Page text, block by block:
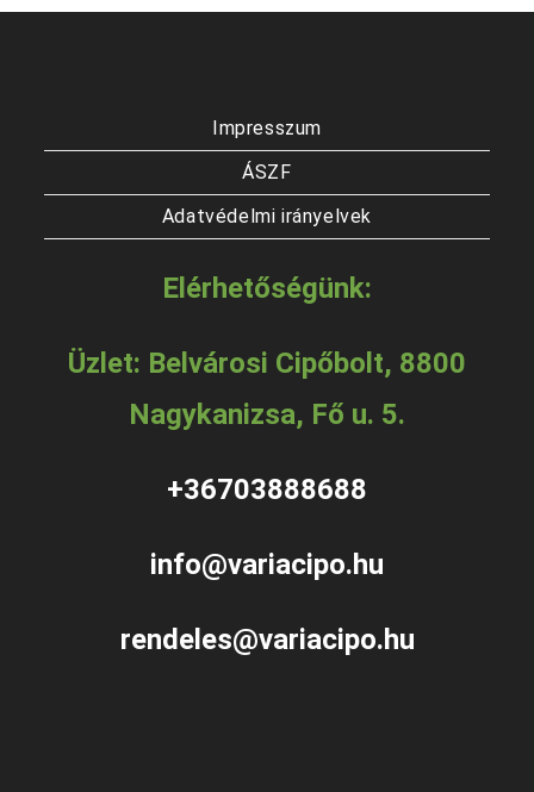
Impresszum
ÁSZF
Adatvédelmi irányelvek
Elérhetőségünk:
Üzlet: Belvárosi Cipőbolt, 8800
Nagykanizsa, Fő u. 5.
+36703888688
info@variacipo.hu
rendeles@variacipo.hu